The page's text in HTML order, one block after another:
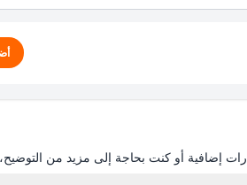
إضافية أو كنت بحاجة إلى مزيد من